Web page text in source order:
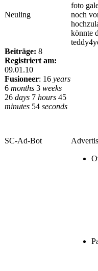
Neuling
Beiträge: 8
Registriert am:
09.01.10
Fusioneer: 16 years
6 months 3 weeks
26 days 7 hours 45
minutes 54 seconds
foto
noch
könnte
SC-Ad-Bot